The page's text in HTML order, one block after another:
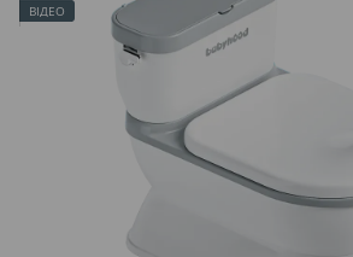
ВІДЕО